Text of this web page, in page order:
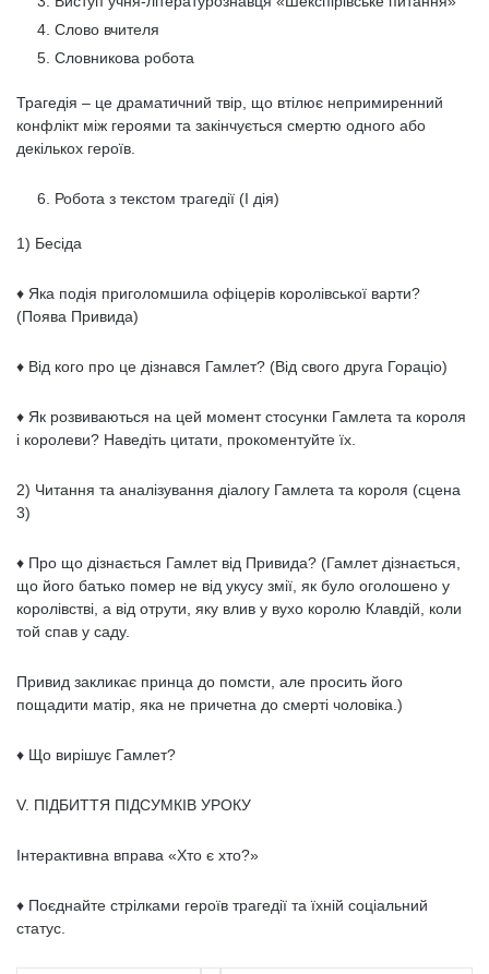
Слово вчителя
Словникова робота
Трагедія – це драматичний твір, що втілює непримиренний
конфлікт між героями та закінчується смертю одного або
декількох героїв.
Робота з текстом трагедії (I дія)
1) Бесіда
♦ Яка подія приголомшила офіцерів королівської варти?
(Поява Привида)
♦ Від кого про це дізнався Гамлет? (Від свого друга Гораціо)
♦ Як розвиваються на цей момент стосунки Гамлета та короля
і королеви? Наведіть цитати, прокоментуйте їх.
2) Читання та аналізування діалогу Гамлета та короля (сцена
3)
♦ Про що дізнається Гамлет від Привида? (Гамлет дізнається,
що його батько помер не від укусу змії, як було оголошено у
королівстві, а від отрути, яку влив у вухо королю Клавдій, коли
той спав у саду.
Привид закликає принца до помсти, але просить його
пощадити матір, яка не причетна до смерті чоловіка.)
♦ Що вирішує Гамлет?
V. ПІДБИТТЯ ПІДСУМКІВ УРОКУ
Інтерактивна вправа «Хто є хто?»
♦ Поєднайте стрілками героїв трагедії та їхній соціальний
статус.